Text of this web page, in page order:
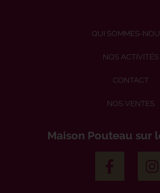
QUI SOMMES-
NOS ACTIVITÉS
CONTACT
NOS VENTES
Maison Pouteau sur